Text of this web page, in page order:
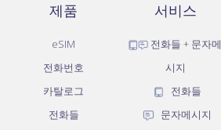
제품
eSIM
전화번호
카탈로그
전화들
서비스
전화들 + 문자메
시지
전화들
문자메시지